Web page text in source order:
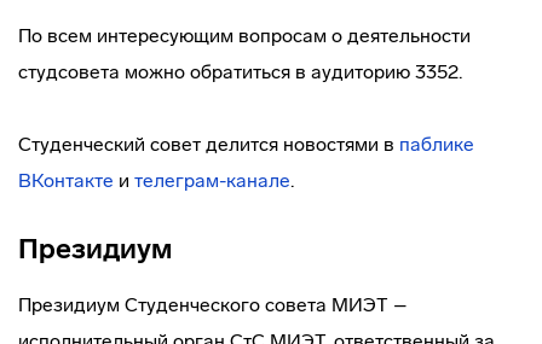
По всем интересующим вопросам о деятельности
студсовета можно обратиться в аудиторию 3352.
Студенческий совет делится новостями в паблике
ВКонтакте и телеграм-канале.
Президиум
Президиум Студенческого совета МИЭТ –